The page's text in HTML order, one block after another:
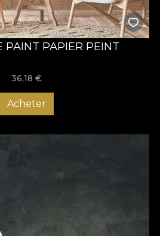
PAINT PAPIER PEINT
36,18 €
Acheter